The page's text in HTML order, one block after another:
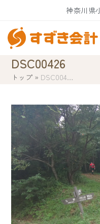
content
神奈川県
DSC00426
トップ » DSC004…